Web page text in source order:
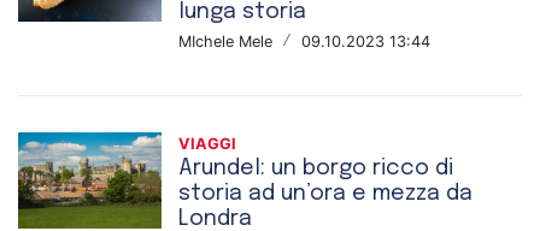
lunga storia
MIchele Mele / 09.10.2023 13:44
VIAGGI
Arundel: un borgo ricco di
storia ad un’ora e mezza da
Londra